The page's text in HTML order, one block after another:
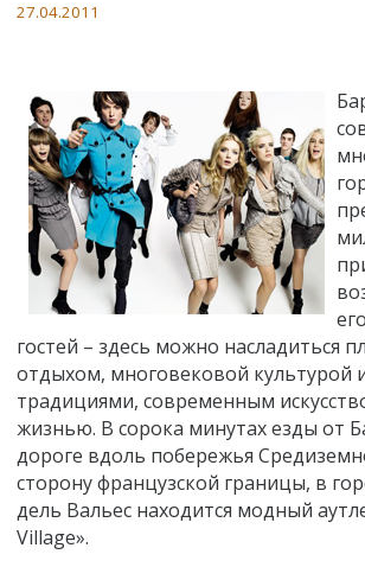
27.04.2011
гостей – здесь можно насладиться
отдыхом, многовековой культурой
традициями, современным
жизнью. В сорока минутах езды от
дороге вдоль побережья
сторону французской границы, в
дель Вальес находится модный
Village».